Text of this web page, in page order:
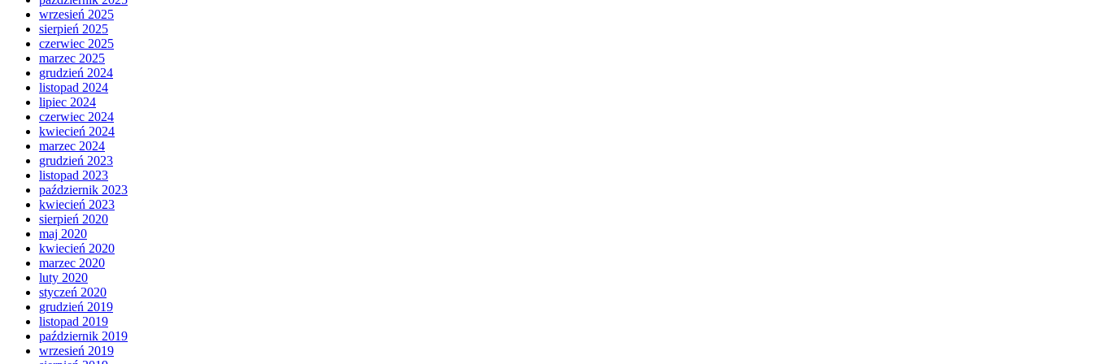
wrzesień 2025
sierpień 2025
czerwiec 2025
marzec 2025
grudzień 2024
listopad 2024
lipiec 2024
czerwiec 2024
kwiecień 2024
marzec 2024
grudzień 2023
listopad 2023
październik 2023
kwiecień 2023
sierpień 2020
maj 2020
kwiecień 2020
marzec 2020
luty 2020
styczeń 2020
grudzień 2019
listopad 2019
październik 2019
wrzesień 2019